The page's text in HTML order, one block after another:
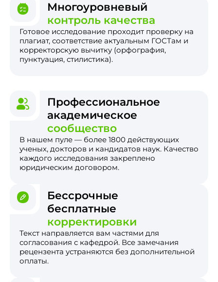
Многоуровневый
контроль качества
Готовое исследование проходит проверку на
плагиат, соответствие актуальным ГОСТам и
корректорскую вычитку (орфография,
пунктуация, стилистика).
Профессиональное
академическое
сообщество
В нашем пуле — более 1800 действующих
ученых, докторов и кандидатов наук. Качество
каждого исследования закреплено
юридическим договором.
Бессрочные
бесплатные
корректировки
Текст направляется вам частями для
согласования с кафедрой. Все замечания
рецензента устраняются без дополнительной
оплаты.